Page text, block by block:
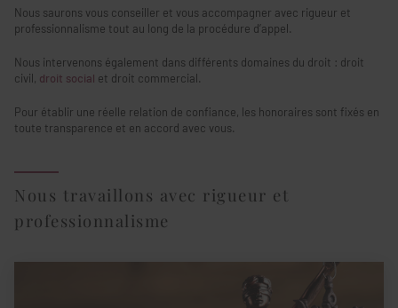
Nous saurons vous conseiller et vous accompagner avec rigueur et
professionnalisme tout au long de la procédure d’appel.
Nous intervenons également dans différents domaines du droit : droit
civil, droit social et droit commercial.
Pour établir une réelle relation de confiance, les honoraires sont fixés en
toute transparence et en accord avec vous.
Nous travaillons avec rigueur et
professionnalisme